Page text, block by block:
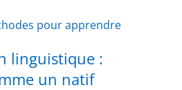
pour apprendre
linguistique :
un natif